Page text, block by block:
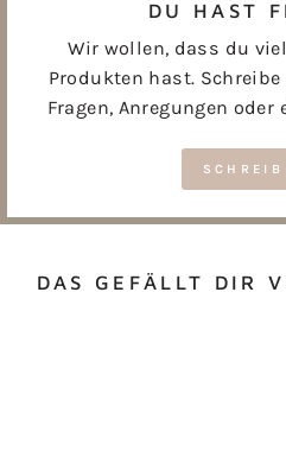
DU HAST
Wir wollen, dass du
Produkten hast.
Fragen, Anregungen
SCHREIB
DAS GEFÄLLT DIR